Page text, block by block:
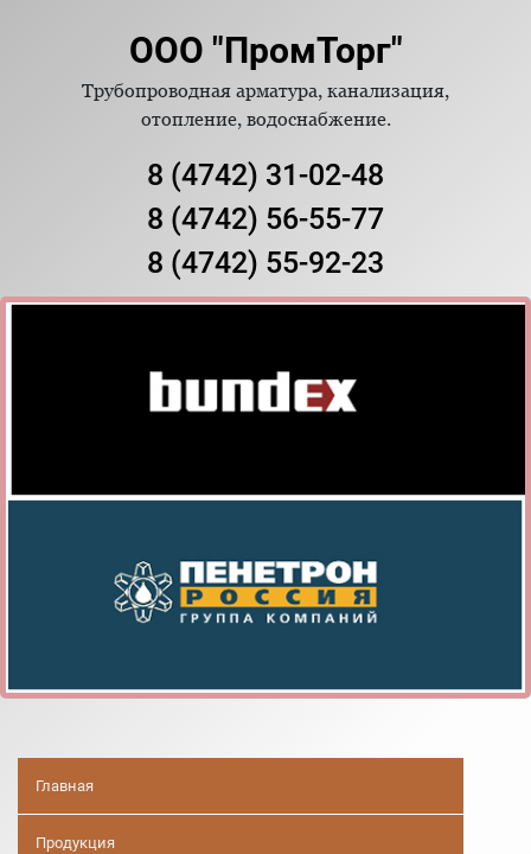
ООО "ПромТорг"
Трубопроводная арматура, канализация,
отопление, водоснабжение.
8 (4742) 31-02-48
8 (4742) 56-55-77
8 (4742) 55-92-23
Главная
Продукция